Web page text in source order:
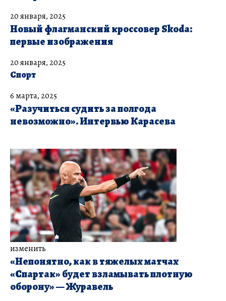
20 января, 2025
Новый флагманский кроссовер Skoda:
первые изображения
20 января, 2025
Спорт
6 марта, 2025
«Разучиться судить за полгода
невозможно». Интервью Карасева
изменить
«Непонятно, как в тяжелых матчах
«Спартак» будет взламывать плотную
оборону» — Журавель